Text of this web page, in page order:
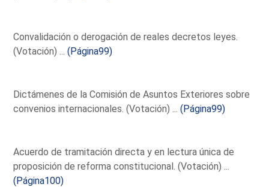
Convalidación o derogación de reales decretos leyes.
(Votación) ...(Página99)
Dictámenes de la Comisión de Asuntos Exteriores sobre
convenios internacionales. (Votación) ...(Página99)
Acuerdo de tramitación directa y en lectura única de
proposición de reforma constitucional. (Votación) ...
(Página100)